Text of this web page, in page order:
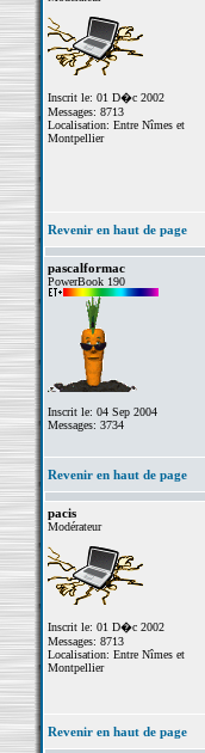
Inscrit le: 01 D�c 2002
Messages: 8713
Localisation: Entre Nîmes et
Montpellier
Revenir en haut de page
pascalformac
PowerBook 190
Inscrit le: 04 Sep 2004
Messages: 3734
Revenir en haut de page
pacis
Modérateur
Inscrit le: 01 D�c 2002
Messages: 8713
Localisation: Entre Nîmes et
Montpellier
Revenir en haut de page